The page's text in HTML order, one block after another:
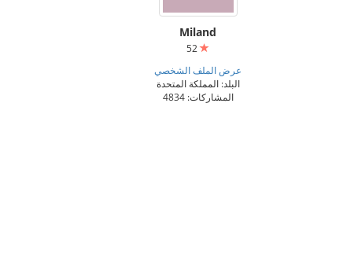
Miland
عرض الملف الشخصي
البلد: المملكة المتحدة
المشاركات: 4834